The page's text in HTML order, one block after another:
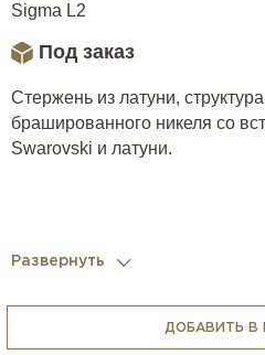
Sigma L2
Под заказ
Стержень из латуни,
брашированного никеля со
Swarovski и латуни.
Развернуть
ДОБАВИТЬ В